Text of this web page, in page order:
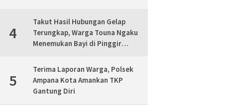
4
Takut Hasil Hubungan Gelap
Terungkap, Warga Touna Ngaku
Menemukan Bayi di Pinggir
5
Terima Laporan Warga, Polsek
Ampana Kota Amankan TKP
Gantung Diri